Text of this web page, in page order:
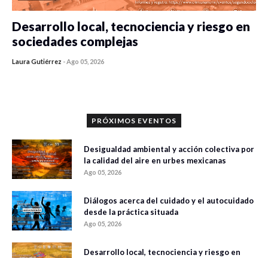
Desarrollo local, tecnociencia y riesgo en
sociedades complejas
Laura Gutiérrez -Ago 05, 2026
PRÓXIMOS EVENTOS
Desigualdad ambiental y acción colectiva por
la calidad del aire en urbes mexicanas
Ago 05, 2026
Diálogos acerca del cuidado y el autocuidado
desde la práctica situada
Ago 05, 2026
Desarrollo local, tecnociencia y riesgo en